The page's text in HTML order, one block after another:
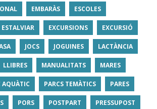
EMBARÀS ESCOLES
ESTALVIAR EXCURSIONS EXCURSIÓ
JOCS JOGUINES LACTÀNCIA
LLIBRES MANUALITATS MARES
AQUÀTIC PARCS TEMÀTICS PARES
PORS POSTPART PRESSUPOST